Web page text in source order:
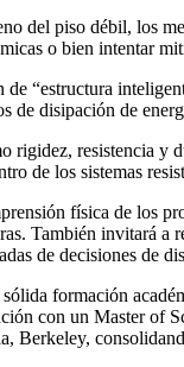
del piso débil, los
o bien intentar
“estructura
de disipación de
rigidez, resistencia
de los sistemas
física de los
También invitará
de decisiones de
formación
con un Master of
Berkeley,